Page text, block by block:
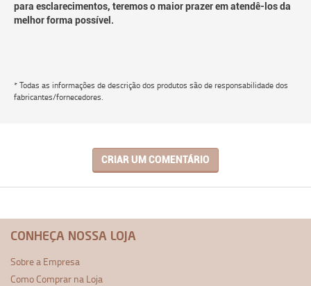
para esclarecimentos, teremos o maior prazer em atendê-los da
melhor forma possível.
* Todas as informações de descrição dos produtos são de responsabilidade dos
fabricantes/fornecedores.
CRIAR UM COMENTÁRIO
CONHEÇA NOSSA LOJA
Sobre a Empresa
Como Comprar na Loja